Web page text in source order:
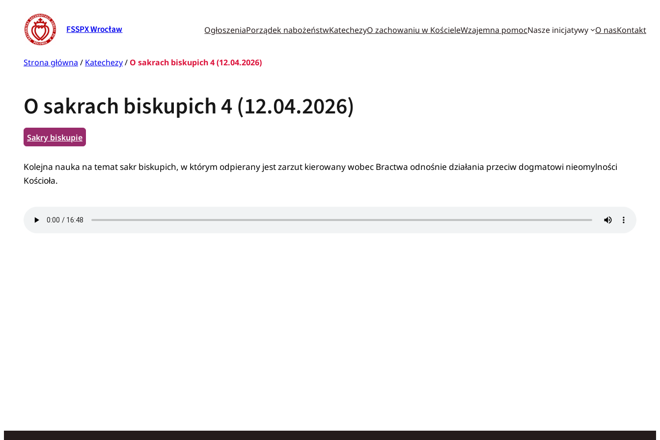
Przejdź
treści FSSPX Wrocław OgłoszeniaPorządek nabożeństwKatechezyO zachowaniu w KościeleWzajemna pomocNasze inicjatywy O nasKontakt
Strona główna/Katechezy/O sakrach biskupich 4 (12.04.2026)
O sakrach biskupich 4 (12.04.2026)
Sakry biskupie
Kolejna nauka na temat sakr biskupich, w którym odpierany jest zarzut kierowany wobec Bractwa odnośnie działania przeciw dogmatowi nieomylności
Kościoła.